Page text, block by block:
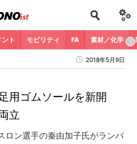
ト モビリティ FA 素材／化学
2018年5月9日
用ゴムソールを新開
立
ロン選手の秦由加子氏がランパ